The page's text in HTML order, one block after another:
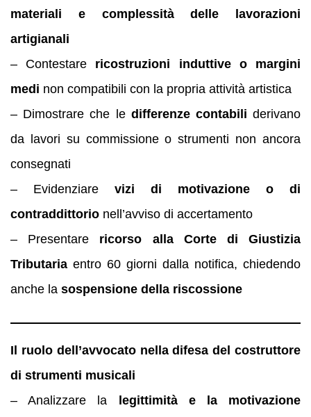
materiali e complessità delle lavorazioni
artigianali
– Contestare ricostruzioni induttive o margini
medi non compatibili con la propria attività artistica
– Dimostrare che le differenze contabili derivano
da lavori su commissione o strumenti non ancora
consegnati
– Evidenziare vizi di motivazione o di
contraddittorio nell’avviso di accertamento
– Presentare ricorso alla Corte di Giustizia
Tributaria entro 60 giorni dalla notifica, chiedendo
anche la sospensione della riscossione
Il ruolo dell’avvocato nella difesa del costruttore
di strumenti musicali
– Analizzare la
legittimità e la motivazione